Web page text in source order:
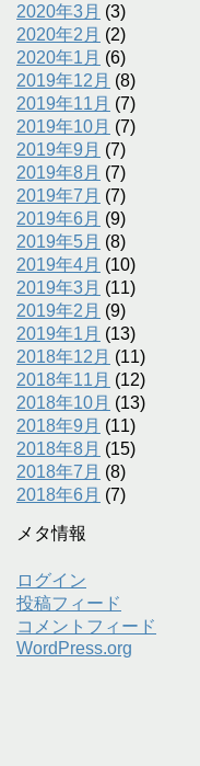
2020年3月 (3)
2020年2月 (2)
2020年1月 (6)
2019年12月 (8)
2019年11月 (7)
2019年10月 (7)
2019年9月 (7)
2019年8月 (7)
2019年7月 (7)
2019年6月 (9)
2019年5月 (8)
2019年4月 (10)
2019年3月 (11)
2019年2月 (9)
2019年1月 (13)
2018年12月 (11)
2018年11月 (12)
2018年10月 (13)
2018年9月 (11)
2018年8月 (15)
2018年7月 (8)
2018年6月 (7)
メタ情報
ログイン
投稿フィード
コメントフィード
WordPress.org